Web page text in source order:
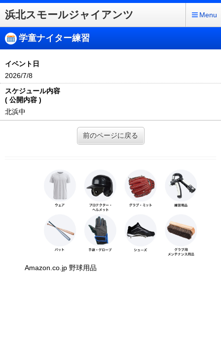
浜北スモールジャイアンツ Menu
学童ナイター練習
イベント日
2026/7/8
スケジュール内容
( 公開内容 )
北浜中
前のページに戻る
Amazon.co.jp 野球用品